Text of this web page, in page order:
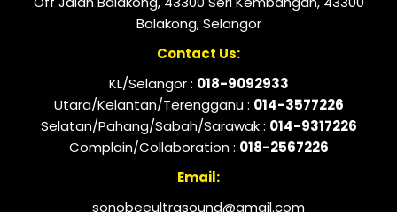
Balakong, Selangor
Contact Us:
KL/Selangor : 018-9092933
Utara/Kelantan/Terengganu : 014-3577226
Selatan/Pahang/Sabah/Sarawak : 014-9317226
Complain/Collaboration : 018-2567226
Email:
sonobeeultrasound@gmail.com